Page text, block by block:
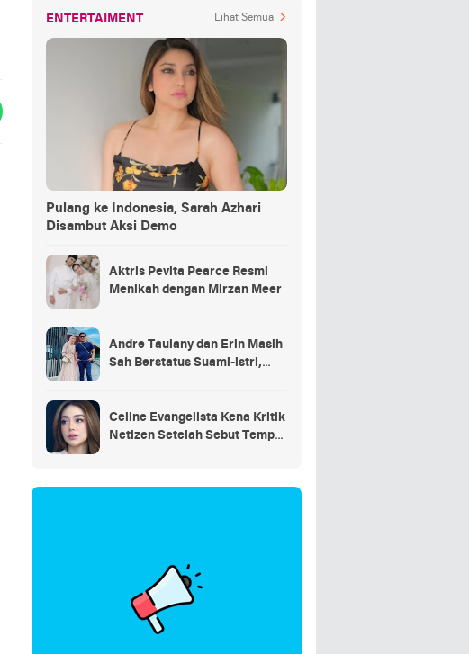
ENTERTAIMENT Lihat Semua
Pulang ke Indonesia, Sarah Azhari
Disambut Aksi Demo
Aktris Pevita Pearce Resmi
Menikah dengan Mirzan Meer
Andre Taulany dan Erin Masih
Sah Berstatus Suami-istri,
Celine Evangelista Kena Kritik
Netizen Setelah Sebut Tempe